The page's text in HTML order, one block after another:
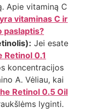
Apie vitaminą C
vitaminas C ir
paslaptis?
Jei esate
Retinol 0.1
koncentracijos
A. Vėliau, kai
Retinol 0.5 Oil
lyginti.